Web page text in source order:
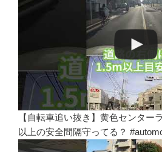
【自転車追い抜き】黄色センター
以上の安全間隔守ってる？